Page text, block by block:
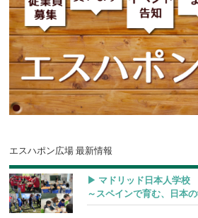
エスハポン広場 最新情報
▶︎ マドリッド日本人学校
～スペインで育む、日本